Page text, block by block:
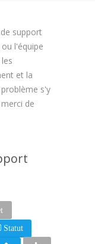
support
l'équipe
et la
s'y
de
Statut